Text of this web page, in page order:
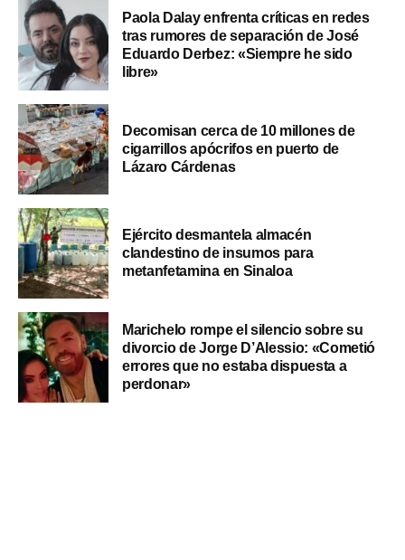
Paola Dalay enfrenta críticas en redes
tras rumores de separación de José
Eduardo Derbez: «Siempre he sido
libre»
Decomisan cerca de 10 millones de
cigarrillos apócrifos en puerto de
Lázaro Cárdenas
Ejército desmantela almacén
clandestino de insumos para
metanfetamina en Sinaloa
Marichelo rompe el silencio sobre su
divorcio de Jorge D’Alessio: «Cometió
errores que no estaba dispuesta a
perdonar»